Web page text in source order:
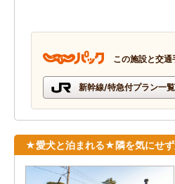
この施設と交
新幹線/特急付プラン一
★愛犬と泊まれる★隣を気にせず